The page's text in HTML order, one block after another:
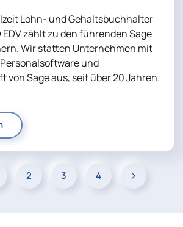
Lohn- und Gehaltsbuchhalter
EDV zählt zu den führenden Sage
Wir statten Unternehmen mit
und
von Sage aus, seit über 20 Jahren.
2 3 4